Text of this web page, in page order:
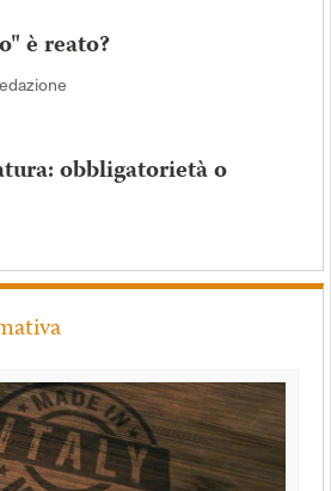
è reato?
obbligatorietà o